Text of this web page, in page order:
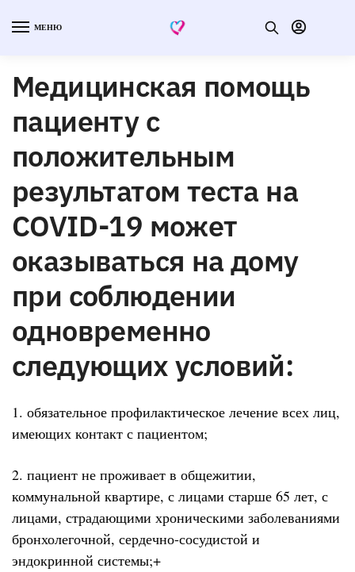
МЕНЮ
Медицинская помощь
пациенту с
положительным
результатом теста на
COVID-19 может
оказываться на дому
при соблюдении
одновременно
следующих условий:
1. обязательное профилактическое лечение всех лиц,
имеющих контакт с пациентом;
2. пациент не проживает в общежитии,
коммунальной квартире, с лицами старше 65 лет, с
лицами, страдающими хроническими заболеваниями
бронхолегочной, сердечно-сосудистой и
эндокринной системы;+